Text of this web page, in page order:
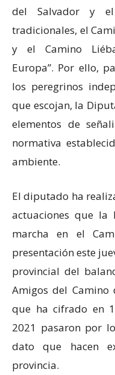
del Salvador y
tradicionales, el
y el Camino
Europa”. Por ello,
los peregrinos
que escojan, la
elementos de
normativa
ambiente.
El diputado ha
actuaciones que la
marcha en el
presentación este
provincial del
Amigos del Camino
que ha cifrado en
2021 pasaron por
dato que hacen
provincia.